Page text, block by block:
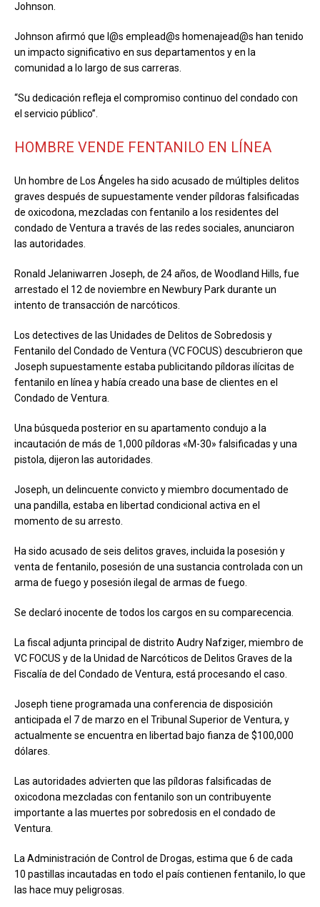
Johnson.
Johnson afirmó que l@s emplead@s homenajead@s han tenido
un impacto significativo en sus departamentos y en la
comunidad a lo largo de sus carreras.
“Su dedicación refleja el compromiso continuo del condado con
el servicio público”.
HOMBRE VENDE FENTANILO EN LÍNEA
Un hombre de Los Ángeles ha sido acusado de múltiples delitos
graves después de supuestamente vender píldoras falsificadas
de oxicodona, mezcladas con fentanilo a los residentes del
condado de Ventura a través de las redes sociales, anunciaron
las autoridades.
Ronald Jelaniwarren Joseph, de 24 años, de Woodland Hills, fue
arrestado el 12 de noviembre en Newbury Park durante un
intento de transacción de narcóticos.
Los detectives de las Unidades de Delitos de Sobredosis y
Fentanilo del Condado de Ventura (VC FOCUS) descubrieron que
Joseph supuestamente estaba publicitando píldoras ilícitas de
fentanilo en línea y había creado una base de clientes en el
Condado de Ventura.
Una búsqueda posterior en su apartamento condujo a la
incautación de más de 1,000 píldoras «M-30» falsificadas y una
pistola, dijeron las autoridades.
Joseph, un delincuente convicto y miembro documentado de
una pandilla, estaba en libertad condicional activa en el
momento de su arresto.
Ha sido acusado de seis delitos graves, incluida la posesión y
venta de fentanilo, posesión de una sustancia controlada con un
arma de fuego y posesión ilegal de armas de fuego.
Se declaró inocente de todos los cargos en su comparecencia.
La fiscal adjunta principal de distrito Audry Nafziger, miembro de
VC FOCUS y de la Unidad de Narcóticos de Delitos Graves de la
Fiscalía de del Condado de Ventura, está procesando el caso.
Joseph tiene programada una conferencia de disposición
anticipada el 7 de marzo en el Tribunal Superior de Ventura, y
actualmente se encuentra en libertad bajo fianza de $100,000
dólares.
Las autoridades advierten que las píldoras falsificadas de
oxicodona mezcladas con fentanilo son un contribuyente
importante a las muertes por sobredosis en el condado de
Ventura.
La Administración de Control de Drogas, estima que 6 de cada
10 pastillas incautadas en todo el país contienen fentanilo, lo que
las hace muy peligrosas.